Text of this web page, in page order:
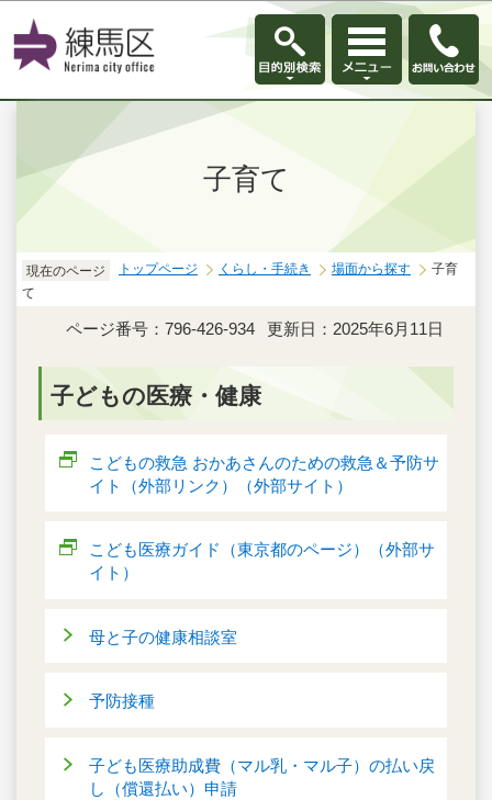
このページの本文へ移動
子育て
現在のページ トップページ くらし・手続き 場面から探す
子育
て
ページ番号：796-426-934 更新日：2025年6月11日
子どもの医療・健康
こどもの救急 おかあさんのための救急＆予防サ
イト（外部リンク）（外部サイト）
こども医療ガイド（東京都のページ）（外部サ
イト）
母と子の健康相談室
予防接種
子ども医療助成費（マル乳・マル子）の払い戻
し（償還払い）申請